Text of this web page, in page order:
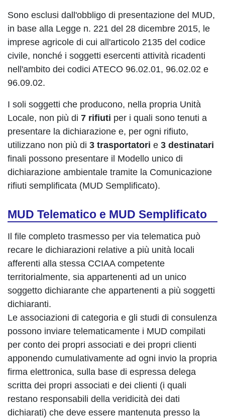
Sono esclusi dall'obbligo di presentazione del MUD,
in base alla Legge n. 221 del 28 dicembre 2015, le
imprese agricole di cui all'articolo 2135 del codice
civile, nonché i soggetti esercenti attività ricadenti
nell'ambito dei codici ATECO 96.02.01, 96.02.02 e
96.09.02.
I soli soggetti che producono, nella propria Unità
Locale, non più di 7 rifiuti per i quali sono tenuti a
presentare la dichiarazione e, per ogni rifiuto,
utilizzano non più di 3 trasportatori e 3 destinatari
finali possono presentare il Modello unico di
dichiarazione ambientale tramite la Comunicazione
rifiuti semplificata (MUD Semplificato).
MUD Telematico e MUD Semplificato
Il file completo trasmesso per via telematica può
recare le dichiarazioni relative a più unità locali
afferenti alla stessa CCIAA competente
territorialmente, sia appartenenti ad un unico
soggetto dichiarante che appartenenti a più soggetti
dichiaranti.
Le associazioni di categoria e gli studi di consulenza
possono inviare telematicamente i MUD compilati
per conto dei propri associati e dei propri clienti
apponendo cumulativamente ad ogni invio la propria
firma elettronica, sulla base di espressa delega
scritta dei propri associati e dei clienti (i quali
restano responsabili della veridicità dei dati
dichiarati) che deve essere mantenuta presso la